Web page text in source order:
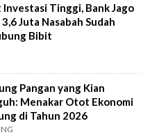
Tinggi, Bank Jago
Juta Nasabah Sudah
Bibit
Pangan yang Kian
Menakar Otot Ekonomi
di Tahun 2026